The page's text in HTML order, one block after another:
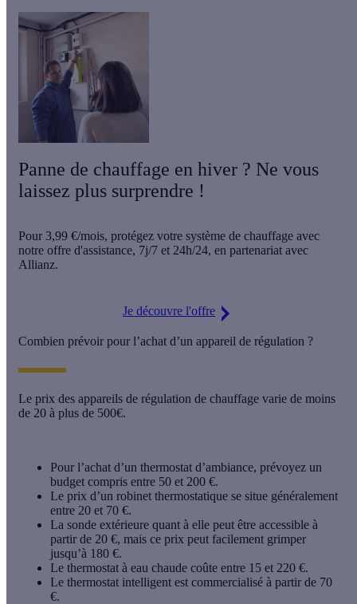
Panne de chauffage en hiver ? Ne vous
laissez plus surprendre !
Pour 3,99 €/mois, protégez votre système de chauffage avec
notre offre d'assistance, 7j/7 et 24h/24, en partenariat avec
Allianz.
Je découvre l'offre
Combien prévoir pour l’achat d’un appareil de régulation ?
Le prix des appareils de régulation de chauffage varie de moins
de 20 à plus de 500€.
Pour l’achat d’un thermostat d’ambiance, prévoyez un
budget compris entre 50 et 200 €.
Le prix d’un robinet thermostatique se situe généralement
entre 20 et 70 €.
La sonde extérieure quant à elle peut être accessible à
partir de 20 €, mais ce prix peut facilement grimper
jusqu’à 180 €.
Le thermostat à eau chaude coûte entre 15 et 220 €.
Le thermostat intelligent est commercialisé à partir de 70
€.